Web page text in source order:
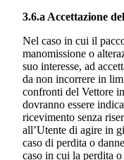
3.6.a Accettazione
Nel caso in cui il
manomissione o
suo interesse, ad
da non incorrere in
confronti del Vettore
dovranno essere
ricevimento senza
all’Utente di agire in
caso di perdita o
caso in cui la perdita